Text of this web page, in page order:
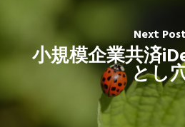
Next Post
小規模企業共済
とし